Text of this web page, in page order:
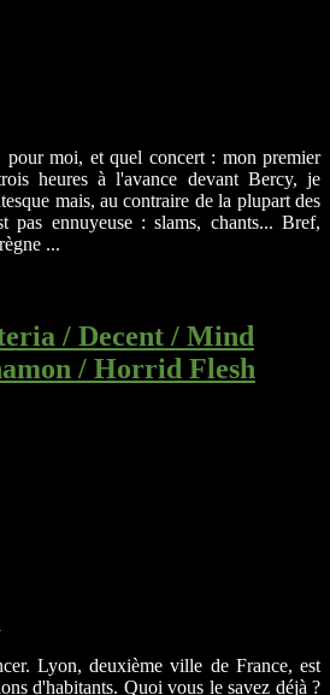
pour moi, et quel concert : mon premier
heures à l'avance devant Bercy, je
mais, au contraire de la plupart des
pas ennuyeuse : slams, chants... Bref,
...
/ Decent / Mind
/ Horrid Flesh
Lyon, deuxième ville de France, est
d'habitants. Quoi vous le savez déjà ?